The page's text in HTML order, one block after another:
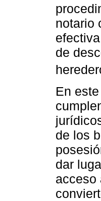
notario
de
En
de los
dar
acceso